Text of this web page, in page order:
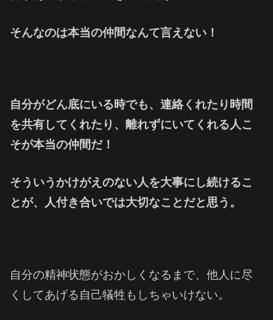
そんなのは本当の仲間なんて言えない！
自分がどん底にいる時でも、 連絡くれたり時間
を共有してくれたり、 離れずにいてくれる人こ
そが本当の仲間だ！
そういうかけがえのない人を大事にし続けるこ
とが、
人付き合いでは大切なことだと思う。
自分の精神状態がおかしくなるまで、 他人に尽
くしてあげる自己犠牲もしちゃいけない。